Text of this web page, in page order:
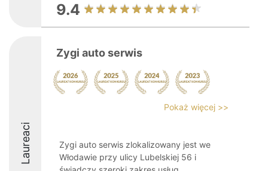
9.4
Laureaci
Zygi auto serwis
Pokaż więcej >>
Zygi auto serwis zlokalizowany jest we
Włodawie przy ulicy Lubelskiej 56 i